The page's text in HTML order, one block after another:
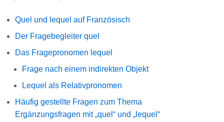
Quel und lequel auf Französisch
Der Fragebegleiter quel
Das Fragepronomen lequel
Frage nach einem indirekten Objekt
Lequel als Relativpronomen
Häufig gestellte Fragen zum Thema
Ergänzungsfragen mit „quel“ und „lequel“